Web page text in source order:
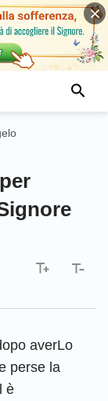
averLo
perse la
è